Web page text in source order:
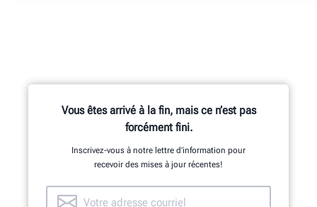
Vous êtes arrivé à la fin, mais ce n’est pas
forcément fini.
Inscrivez-vous à notre lettre d’information pour
recevoir des mises à jour récentes!